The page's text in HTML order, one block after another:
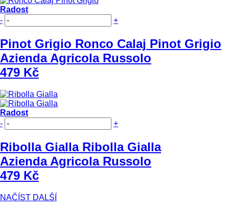
Radost
-
+
Pinot Grigio Ronco Calaj Pinot Grigio
Azienda Agricola Russolo
479 Kč
Radost
-
+
Ribolla Gialla Ribolla Gialla
Azienda Agricola Russolo
479 Kč
NAČÍST DALŠÍ